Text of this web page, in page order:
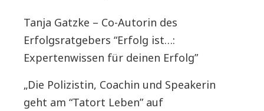
Tanja Gatzke – Co-Autorin des
Erfolgsratgebers “Erfolg ist…:
Expertenwissen für deinen Erfolg”
„Die Polizistin, Coachin und Speakerin
geht am “Tatort Leben” auf